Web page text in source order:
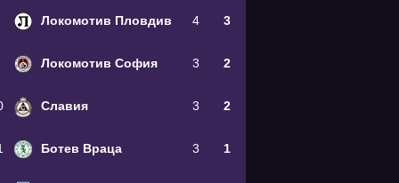
Локомотив Пловдив 4 3
Локомотив София 3 2
Славия 3 2
Ботев Враца 3 1